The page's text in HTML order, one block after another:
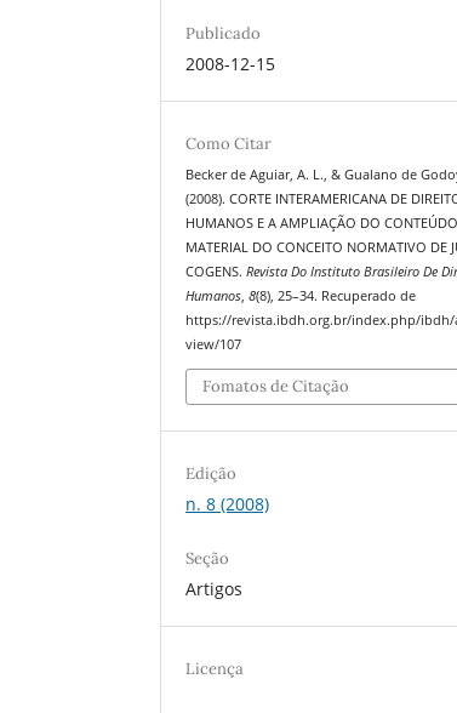
Publicado
2008-12-15
Como Citar
Becker de Aguiar, A. L., & Gualano de
(2008). CORTE INTERAMERICANA DE
HUMANOS E A AMPLIAÇÃO DO CONTEÚDO
MATERIAL DO CONCEITO NORMATIVO DE
COGENS.Revista Do Instituto Brasileiro De
Humanos,8(8), 25–34. Recuperado de
https://revista.ibdh.org.br/index.php/ibdh/
view/107
Fomatos de Citação
Edição
n. 8 (2008)
Seção
Artigos
Licença